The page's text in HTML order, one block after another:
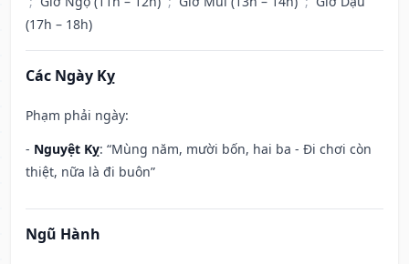
(17h – 18h)
Các Ngày Kỵ
Phạm phải ngày:
- Nguyệt Kỵ: “Mùng năm, mười bốn, hai ba - Đi chơi còn
thiệt, nữa là đi buôn”
Ngũ Hành